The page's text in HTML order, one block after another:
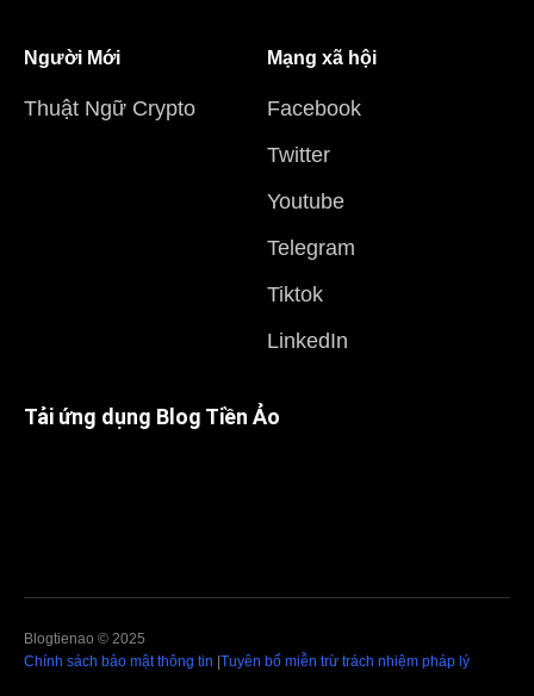
Người Mới
Thuật Ngữ Crypto
Mạng xã hội
Facebook
Twitter
Youtube
Telegram
Tiktok
LinkedIn
Tải ứng dụng Blog Tiền Ảo
Blogtienao © 2025
Chính sách bảo mật thông tin Tuyên bố miễn trừ trách nhiệm pháp lý